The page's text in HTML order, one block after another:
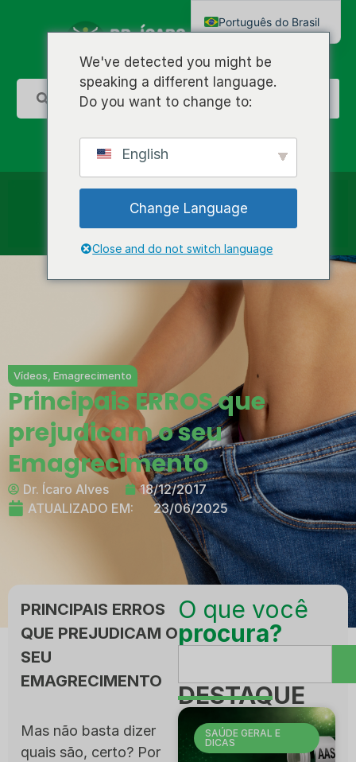
Vídeos ,Emagrecimento
Principais ERROS que
prejudicam o seu
Emagrecimento
Dr. Ícaro Alves
18/12/2017
ATUALIZADO EM:
23/06/2025
PRINCIPAIS ERROS
QUE PREJUDICAM O
SEU
EMAGRECIMENTO
Mas não basta dizer
quais são, certo? Por
O que você
procura?
DESTAQUE
SAÚDE GERAL E
DICAS
We've detected you might be
speaking a different language.
Do you want to change to:
English
Change Language
Close and do not switch language
Português do Brasil